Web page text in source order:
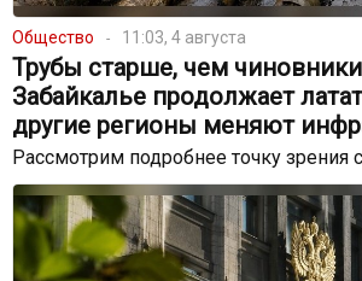
Общество 11:03, 4 августа
Трубы старше, чем
Забайкалье продолжает
другие регионы меняют
Рассмотрим подробнее точку зрения